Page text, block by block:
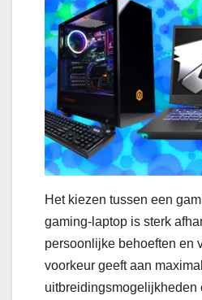
Het kiezen tussen een
gaming-laptop is sterk
persoonlijke behoeften en
voorkeur geeft aan
uitbreidingsmogelijkheden